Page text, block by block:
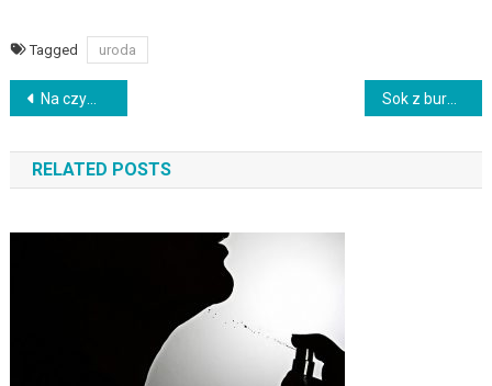
Tagged uroda
Zobacz wpisy
Na czym polega leczenie falami? Sok z buraka – siła i zdrowie z natury
RELATED POSTS